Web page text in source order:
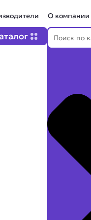
О компании
Поиск
Open Каталог